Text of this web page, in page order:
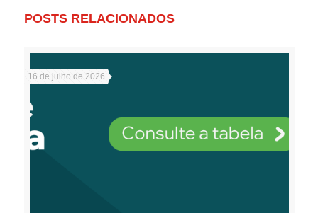
POSTS RELACIONADOS
16 de julho de 2026